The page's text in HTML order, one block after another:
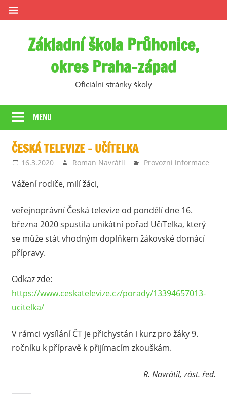
Skip
to
Základní škola Průhonice,
okres Praha-západ
Oficiální stránky školy
MENU
ČESKÁ TELEVIZE – UČÍTELKA
16.3.2020 Roman Navrátil Provozní informace
Vážení rodiče, milí žáci,
veřejnoprávní Česká televize od pondělí dne 16.
března 2020 spustila unikátní pořad UčíTelka, který
se může stát vhodným doplňkem žákovské domácí
přípravy.
Odkaz zde:
https://www.ceskatelevize.cz/porady/13394657013-
ucitelka/
V rámci vysílání ČT je přichystán i kurz pro žáky 9.
ročníku k přípravě k přijímacím zkouškám.
R. Navrátil, zást. řed.